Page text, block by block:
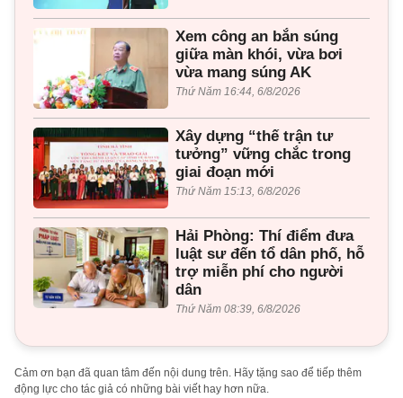
Xem công an bắn súng
giữa màn khói, vừa bơi
vừa mang súng AK
Thứ Năm 16:44, 6/8/2026
Xây dựng “thế trận tư
tưởng” vững chắc trong
giai đoạn mới
Thứ Năm 15:13, 6/8/2026
Hải Phòng: Thí điểm đưa
luật sư đến tổ dân phố, hỗ
trợ miễn phí cho người
dân
Thứ Năm 08:39, 6/8/2026
Cảm ơn bạn đã quan tâm đến nội dung trên. Hãy tặng sao để tiếp thêm
động lực cho tác giả có những bài viết hay hơn nữa.